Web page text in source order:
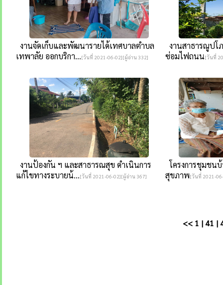
งานจัดเก็บและพัฒนารายได้เทศบาลตำบล
เทพาลัย ออกบริกา...[วันที่ 2021-06-02][ผู้อ่าน 332]
งานสาธารณูปโ
ซ่อมไฟถนน[วันที่
งานป้องกัน ฯ และสาธารณสุข ดำเนินการ
แก้ไขทางระบายน้...[วันที่ 2021-06-02][ผู้อ่าน 367]
โครงการชุมชนบ้
สุขภาพ[วันที่ 2021-
<< 1 | 41 |